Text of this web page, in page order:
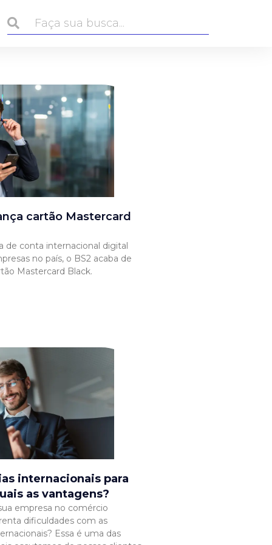
cartão Mastercard
de conta internacional digital
no país, o BS2 acaba de
Mastercard Black.
internacionais para
as vantagens?
empresa no comércio
dificuldades com as
Essa é uma das